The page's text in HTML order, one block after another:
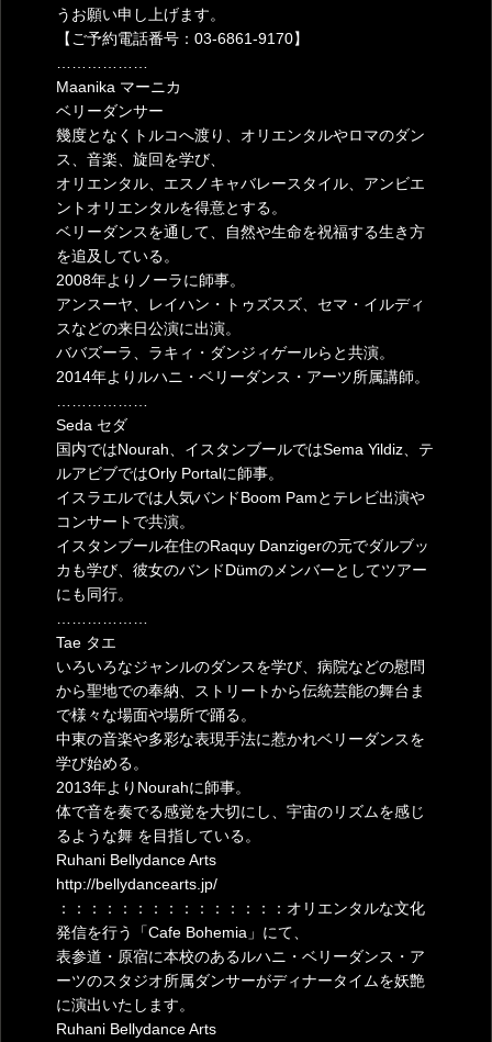
うお願い申し上げます。
【ご予約電話番号：03-6861-9170】
Maanika マーニカ
ベリーダンサー
幾度となくトルコへ渡り、オリエンタルやロマのダン
ス、音楽、旋回を学び、
オリエンタル、エスノキャバレースタイル、アンビエ
ントオリエンタルを得意とする。
ベリーダンスを通して、自然や生命を祝福する生き方
を追及している。
2008年よりノーラに師事。
アンスーヤ、レイハン・トゥズスズ、セマ・イルディ
スなどの来日公演に出演。
ババズーラ、ラキィ・ダンジィゲールらと共演。
2014年よりルハニ・ベリーダンス・アーツ所属講師。
Seda セダ
国内ではNourah、イスタンブールではSema Yildiz、テ
ルアビブではOrly Portalに師事。
イスラエルでは人気バンドBoom Pamとテレビ出演や
コンサートで共演。
イスタンブール在住のRaquy Danzigerの元でダルブッ
カも学び、彼女のバンドDümのメンバーとしてツアー
にも同行。
Tae タエ
いろいろなジャンルのダンスを学び、病院などの慰問
から聖地での奉納、ストリートから伝統芸能の舞台ま
で様々な場面や場所で踊る。
中東の音楽や多彩な表現手法に惹かれベリーダンスを
学び始める。
2013年よりNourahに師事。
体で音を奏でる感覚を大切にし、宇宙のリズムを感じ
るような舞 を目指している。
Ruhani Bellydance Arts
http://bellydancearts.jp/
：：：：：：：：：：：：：：：オリエンタルな文化
発信を行う「Cafe Bohemia」にて、
表参道・原宿に本校のあるルハニ・ベリーダンス・ア
ーツのスタジオ所属ダンサーがディナータイムを妖艶
に演出いたします。
Ruhani Bellydance Arts